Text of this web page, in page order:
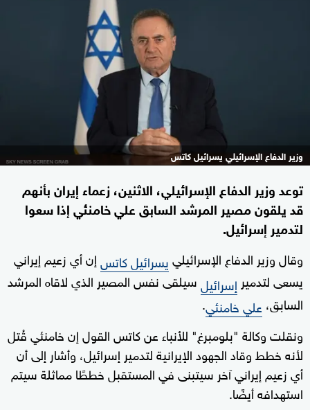
وزير الدفاع الإسرائيلي يسرائيل كاتس
توعد وزير الدفاع الإسرائيلي، الاثنين، زعماء إيران بأنهم
قد يلقون مصير المرشد السابق علي خامنئي إذا سعوا
لتدمير إسرائيل.
وقال وزير الدفاع الإسرائيلييسرائيل كاتسإن أي زعيم إيراني
يسعى لتدمير إسرائيلسيلقى نفس المصير الذي لاقاه المرشد
السابق، علي خامنئي.
ونقلت وكالة "بلومبرغ" للأنباء عن كاتس القول إن خامنئي قُتل
لأنه خطط وقاد الجهود الإيرانية لتدمير إسرائيل، وأشار إلى أن
أي زعيم إيراني آخر سيتبنى في المستقبل خططًا مماثلة سيتم
استهدافه أيضًا.